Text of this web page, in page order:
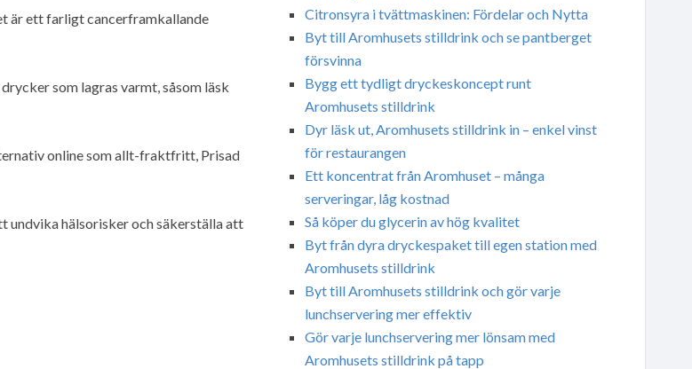
är ett farligt cancerframkallande
som lagras varmt, såsom läsk
online som allt-fraktfritt, Prisad
hälsorisker och säkerställa att
Citronsyra i tvättmaskinen: Fördelar och Nytta
Byt till Aromhusets stilldrink och se pantberget
försvinna
Bygg ett tydligt dryckeskoncept runt
Aromhusets stilldrink
Dyr läsk ut, Aromhusets stilldrink in – enkel vinst
för restaurangen
Ett koncentrat från Aromhuset – många
serveringar, låg kostnad
Så köper du glycerin av hög kvalitet
Byt från dyra dryckespaket till egen station med
Aromhusets stilldrink
Byt till Aromhusets stilldrink och gör varje
lunchservering mer effektiv
Gör varje lunchservering mer lönsam med
Aromhusets stilldrink på tapp